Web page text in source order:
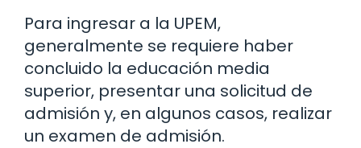
Para ingresar a la UPEM,
generalmente se requiere haber
concluido la educación media
superior, presentar una solicitud de
admisión y, en algunos casos, realizar
un examen de admisión.